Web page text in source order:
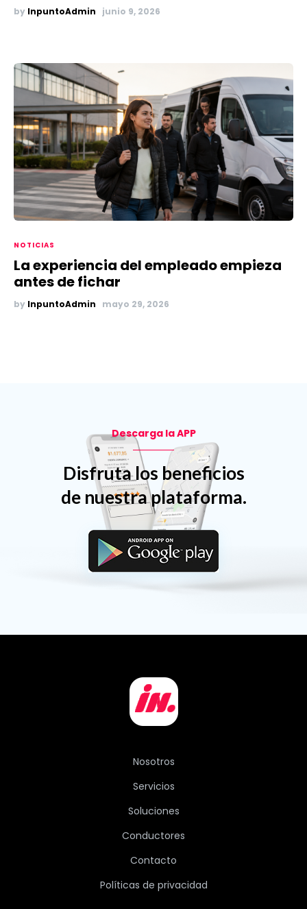
by InpuntoAdmin junio 9, 2026
NOTICIAS
La experiencia del empleado empieza
antes de fichar
by InpuntoAdmin mayo 29, 2026
Descarga la APP
Disfruta los beneficios
de nuestra plataforma.
Nosotros
Servicios
Soluciones
Conductores
Contacto
Políticas de privacidad